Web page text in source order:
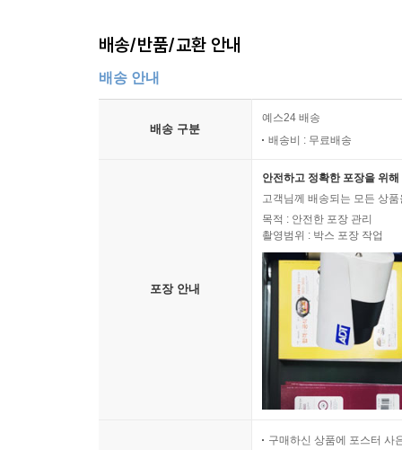
배송/반품/교환 안내
배송 안내
배송 구분
예스24 배송
배송비 : 무료배송
포장 안내
안전하고 정확한 포장을 위
고객님께 배송되는 모든 상
목적 : 안전한 포장 관리
촬영범위 : 박스 포장 작업
구매하신 상품에 포스터 사